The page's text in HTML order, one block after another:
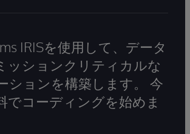
IRISを使用して、データ
ッションクリティカルな
ションを構築します。 今
でコーディングを始めま